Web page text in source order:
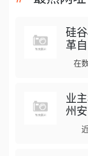
硅
革自
在
业
州
近